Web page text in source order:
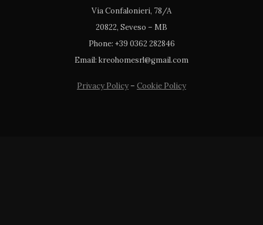
Via Confalonieri, 78/A
20822, Seveso – MB
Phone: +39 0362 282846
Email: kreohomesrl@gmail.com
Privacy Policy– Cookie Policy